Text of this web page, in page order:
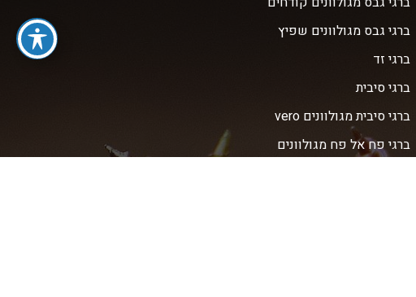
ברגי גבס מגולוונים שפיץ
ברגי זד
ברגי סיבית
ברגי סיבית מגולוונים vero
ברגי פח אל פח מגולוונים
קודחים